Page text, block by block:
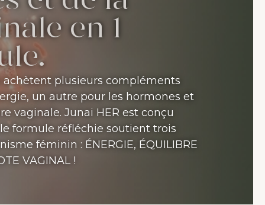
en 1
plusieurs compléments
un autre pour les hormones et
vaginale. Junai HER est conçu
formule réfléchie soutient trois
féminin : ÉNERGIE, ÉQUILIBRE
VAGINAL !